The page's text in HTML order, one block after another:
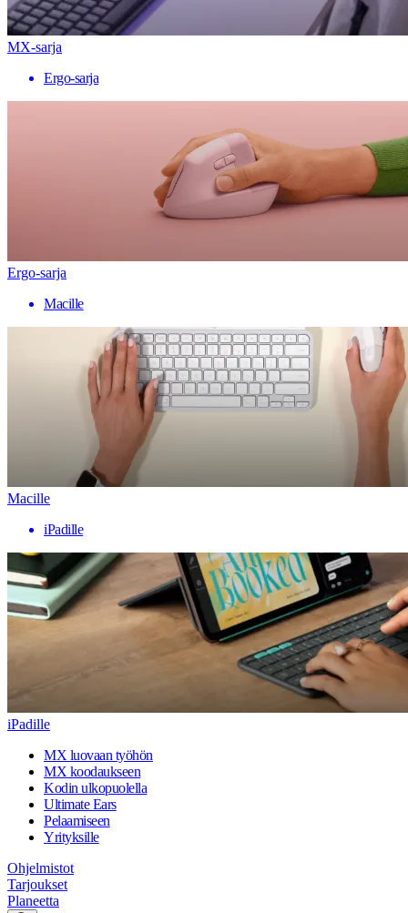
MX-sarja
Ergo-sarja
Ergo-sarja
Macille
Macille
iPadille
iPadille
MX luovaan työhön
MX koodaukseen
Kodin ulkopuolella
Ultimate Ears
Pelaamiseen
Yrityksille
Ohjelmistot
Tarjoukset
Planeetta